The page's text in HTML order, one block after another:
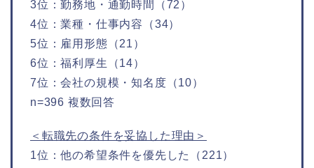
3位：勤務地・通勤時間（72）
4位：業種・仕事内容（34）
5位：雇用形態（21）
6位：福利厚生（14）
7位：会社の規模・知名度（10）
n=396 複数回答
＜転職先の条件を妥協した理由＞
1位：他の希望条件を優先した（221）